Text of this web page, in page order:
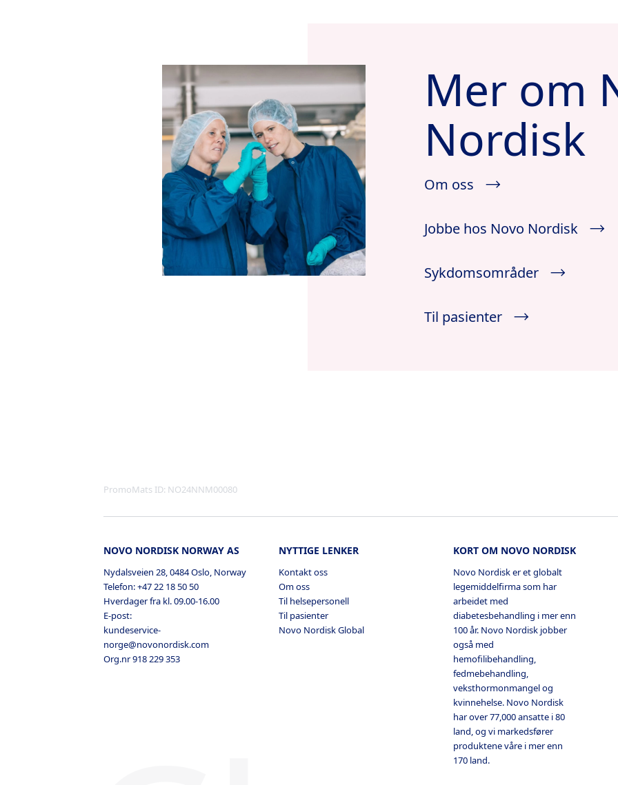
Mer om
Nordisk
Om oss
Jobbe hos Novo Nordisk
Sykdomsområder
Til pasienter
PromoMats ID: NO24NNM00080
NOVO NORDISK NORWAY AS
Nydalsveien 28, 0484 Oslo, Norway
Telefon: +47 22 18 50 50
Hverdager fra kl. 09.00-16.00
E-post:
kundeservice-
norge@novonordisk.com
Org.nr 918 229 353
NYTTIGE LENKER
Kontakt oss
Om oss
Til helsepersonell
Til pasienter
Novo Nordisk Global
KORT OM NOVO NORDISK
Novo Nordisk er et globalt
legemiddelfirma som har
arbeidet med
diabetesbehandling i mer enn
100 år. Novo Nordisk jobber
også med
hemofilibehandling,
fedmebehandling,
veksthormonmangel og
kvinnehelse. Novo Nordisk
har over 77,000 ansatte i 80
land, og vi markedsfører
produktene våre i mer enn
170 land.